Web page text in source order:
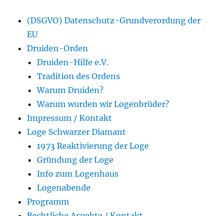
(DSGVO) Datenschutz-Grundverordung der
EU
Druiden-Orden
Druiden-Hilfe e.V.
Tradition des Ordens
Warum Druiden?
Warum wurden wir Logenbrüder?
Impressum / Kontakt
Loge Schwarzer Diamant
1973 Reaktivierung der Loge
Gründung der Loge
Info zum Logenhaus
Logenabende
Programm